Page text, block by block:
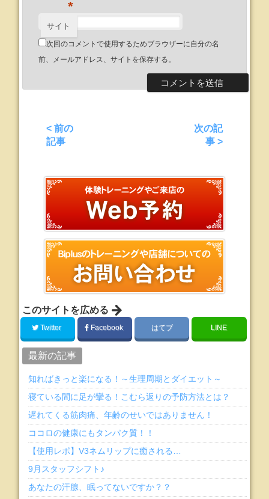
*
サイト
次回のコメントで使用するためブラウザーに自分の名
前、メールアドレス、サイトを保存する。
< 前の
記事
次の記
事 >
このサイトを広める
Twitter Facebook はてブ LINE
最新の記事
知ればきっと楽になる！～生理周期とダイエット～
寝ている間に足が攣る！こむら返りの予防方法とは？
遅れてくる筋肉痛、年齢のせいではありません！
ココロの健康にもタンパク質！！
【使用レポ】V3ネムリップに癒される…
9月スタッフシフト♪
あなたの汗腺、眠ってないですか？？